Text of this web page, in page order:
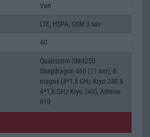
Van
LTE, HSPA, GSM 3 sáv
4G
Qualcomm SM4250
Snapdragon 460 (11 nm), 8
magos (4*1,8 GHz Kryo 240 &
4*1,6 GHz Kryo 240), Adreno
610